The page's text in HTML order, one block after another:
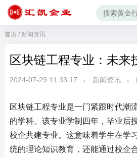
首页/ 新闻资讯
区块链工程专业：未来
2024-07-29 11:33:17 新闻资讯
区块链工程专业是一门紧跟时代潮
的学科。该专业学制四年，毕业后
校企共建专业。这意味着学生在学
统的理论知识教育，还能通过校企